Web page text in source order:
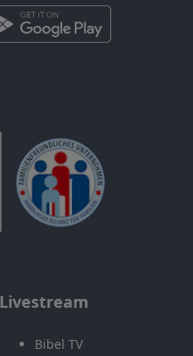
Livestream
Bibel TV